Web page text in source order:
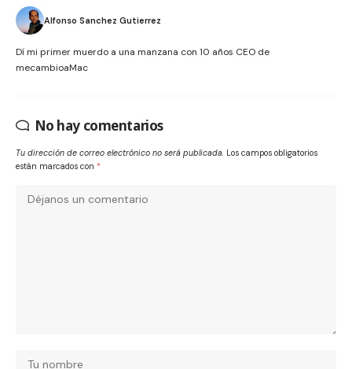
Alfonso Sanchez Gutierrez
Dí mi primer muerdo a una manzana con 10 años CEO de
mecambioaMac
No hay comentarios
Tu dirección de correo electrónico no será publicada. Los campos obligatorios
están marcados con *